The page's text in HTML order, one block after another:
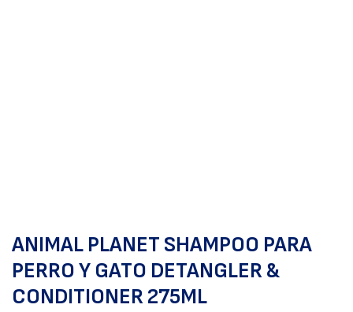
ANIMAL PLANET SHAMPOO PARA
PERRO Y GATO DETANGLER &
CONDITIONER 275ML